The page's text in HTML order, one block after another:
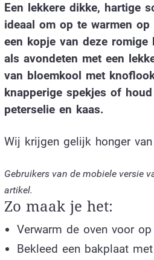
Een lekkere dikke, hartige
ideaal om op te warmen
een kopje van deze
als avondeten met een
van bloemkool met
knapperige spekjes of
peterselie en kaas.
Wij krijgen gelijk honger
Gebruikers van de mobiele versie
artikel.
Zo maak je het:
Verwarm de oven voor
Bekleed een bakplaat